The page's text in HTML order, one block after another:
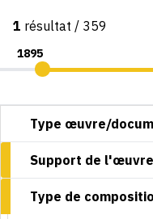
1 résultat / 359
Type œuvre/
Support de
Type de